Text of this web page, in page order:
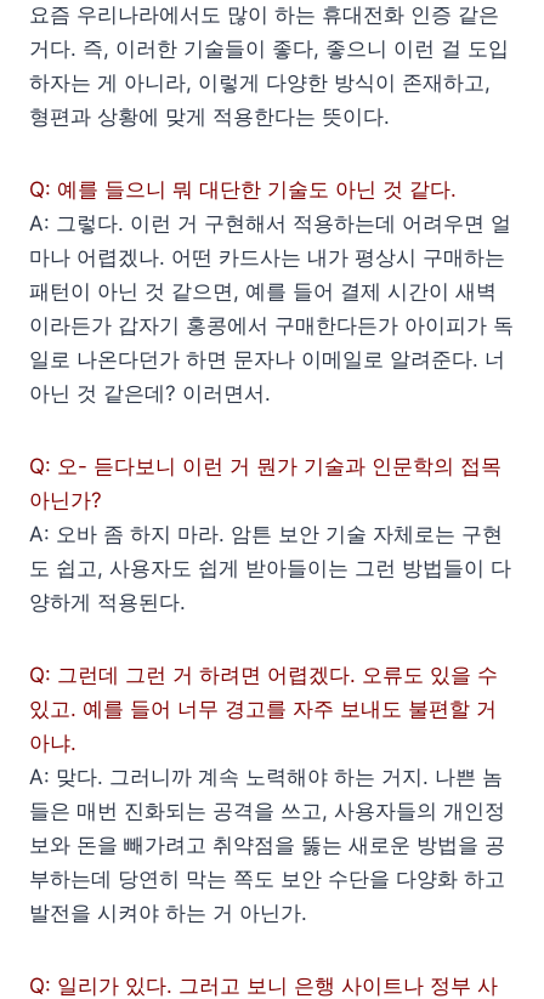
요즘 우리나라에서도 많이 하는 휴대전화 인증 같은
거다. 즉, 이러한 기술들이 좋다, 좋으니 이런 걸 도입
하자는 게 아니라, 이렇게 다양한 방식이 존재하고,
형편과 상황에 맞게 적용한다는 뜻이다.
Q: 예를 들으니 뭐 대단한 기술도 아닌 것 같다.
A: 그렇다. 이런 거 구현해서 적용하는데 어려우면 얼
마나 어렵겠나. 어떤 카드사는 내가 평상시 구매하는
패턴이 아닌 것 같으면, 예를 들어 결제 시간이 새벽
이라든가 갑자기 홍콩에서 구매한다든가 아이피가 독
일로 나온다던가 하면 문자나 이메일로 알려준다. 너
아닌 것 같은데? 이러면서.
Q: 오- 듣다보니 이런 거 뭔가 기술과 인문학의 접목
아닌가?
A: 오바 좀 하지 마라. 암튼 보안 기술 자체로는 구현
도 쉽고, 사용자도 쉽게 받아들이는 그런 방법들이 다
양하게 적용된다.
Q: 그런데 그런 거 하려면 어렵겠다. 오류도 있을 수
있고. 예를 들어 너무 경고를 자주 보내도 불편할 거
아냐.
A: 맞다. 그러니까 계속 노력해야 하는 거지. 나쁜 놈
들은 매번 진화되는 공격을 쓰고, 사용자들의 개인정
보와 돈을 빼가려고 취약점을 뚫는 새로운 방법을 공
부하는데 당연히 막는 쪽도 보안 수단을 다양화 하고
발전을 시켜야 하는 거 아닌가.
Q: 일리가 있다. 그러고 보니 은행 사이트나 정부 사